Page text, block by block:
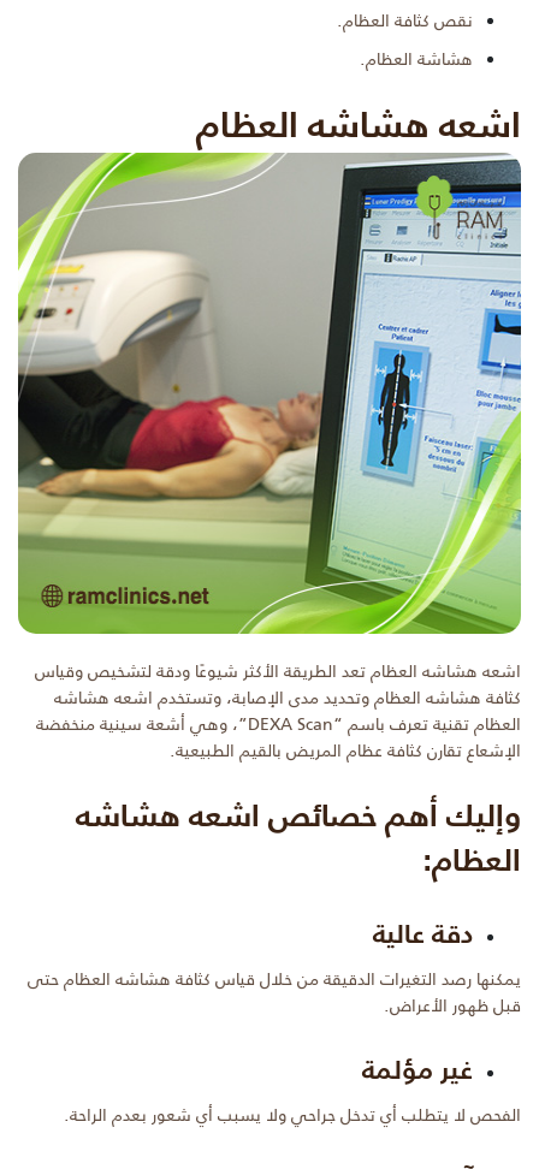
نقص كثافة العظام.
هشاشة العظام.
اشعه هشاشه العظام
اشعه هشاشه العظام تعد الطريقة الأكثر شيوعًا ودقة لتشخيص وقياس
كثافة هشاشه العظام وتحديد مدى الإصابة، وتستخدم اشعه هشاشه
العظام تقنية تعرف باسم “DEXA Scan”، وهي أشعة سينية منخفضة
الإشعاع تقارن كثافة عظام المريض بالقيم الطبيعية.
وإليك أهم خصائص اشعه هشاشه
العظام:
دقة عالية
يمكنها رصد التغيرات الدقيقة من خلال قياس كثافة هشاشه العظام حتى
قبل ظهور الأعراض.
غير مؤلمة
الفحص لا يتطلب أي تدخل جراحي ولا يسبب أي شعور بعدم الراحة.